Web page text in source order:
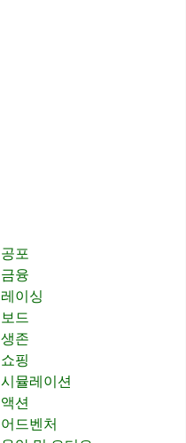
공포
금융
레이싱
보드
생존
쇼핑
시뮬레이션
액션
어드벤처